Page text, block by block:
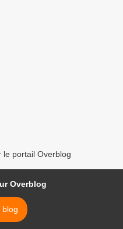
le portail Overblog
Overblog
blog